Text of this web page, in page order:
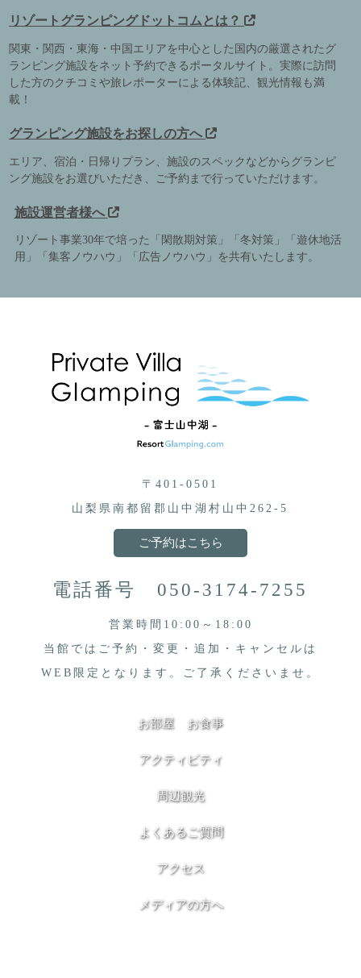
リゾートグランピングドットコムとは？
関東・関西・東海・中国エリアを中心とした国内の厳選されたグ
ランピング施設をネット予約できるポータルサイト。実際に訪問
した方のクチコミや旅レポーターによる体験記、観光情報も満
載！
グランピング施設をお探しの方へ
エリア、宿泊・日帰りプラン、施設のスペックなどからグランピ
ング施設をお選びいただき、ご予約まで行っていただけます。
施設運営者様へ
リゾート事業30年で培った「閑散期対策」「冬対策」「遊休地活
用」「集客ノウハウ」「広告ノウハウ」を共有いたします。
〒401-0501
山梨県南都留郡山中湖村山中262-5
ご予約はこちら
電話番号 050-3174-7255
営業時間10:00～18:00
当館ではご予約・変更・追加・キャンセルは
WEB限定となります。ご了承くださいませ。
お部屋 お食事
アクティビティ
周辺観光
よくあるご質問
アクセス
メディアの方へ